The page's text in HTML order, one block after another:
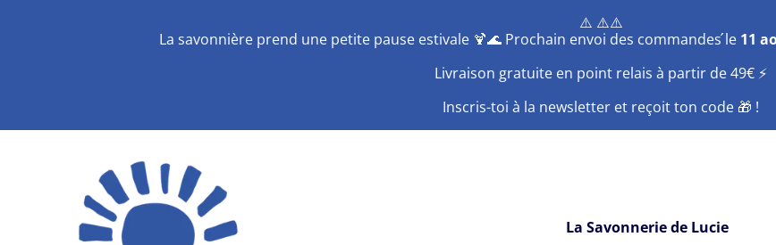
⚠️ ⚠️⚠️
La savonnière prend une petite pause estivale 🍹🌊 Prochain envoi des commandes ́le 11
Livraison gratuite en point relais à partir de 49€ ⚡️
Inscris-toi à la newsletter et reçoit ton code 🎁 !
La Savonnerie de Lucie